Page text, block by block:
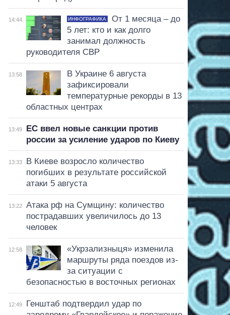
14:44 ИНФОГРАФИКА
От 1 месяца – до
5 лет: кто и как долго
занимал должность
руководителя СВР
13:58
В Украине 6 августа
зафиксировали
температурные рекорды в 13
областных центрах
13:49
ЕС ввел новые санкции против
россии за усиление ударов по Киеву
13:33
В Киеве возросло количество
погибших в результате российской
атаки 5 августа
13:22
Атака рф на Сумщину: количество
пострадавших увеличилось до 13
человек
12:58
«Укрзализныця» изменила
маршруты ряда поездов из-
за ситуации с
безопасностью в восточных регионах
12:49
Генштаб подтвердил удар по